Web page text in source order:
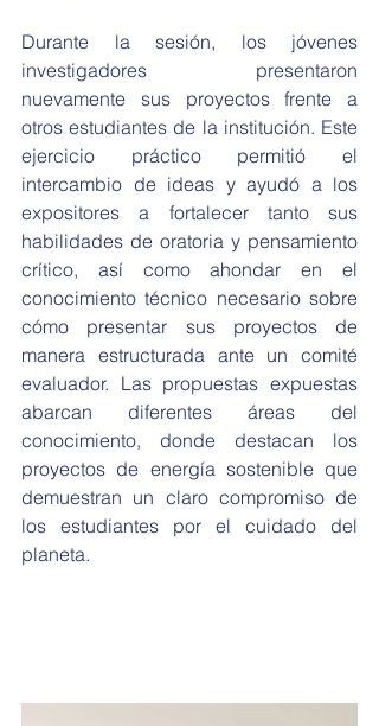
Durante la sesión, los jóvenes
investigadores presentaron
nuevamente sus proyectos frente a
otros estudiantes de la institución. Este
ejercicio práctico permitió el
intercambio de ideas y ayudó a los
expositores a fortalecer tanto sus
habilidades de oratoria y pensamiento
crítico, así como ahondar en el
conocimiento técnico necesario sobre
cómo presentar sus proyectos de
manera estructurada ante un comité
evaluador. Las propuestas expuestas
abarcan diferentes áreas del
conocimiento, donde destacan los
proyectos de energía sostenible que
demuestran un claro compromiso de
los estudiantes por el cuidado del
planeta.